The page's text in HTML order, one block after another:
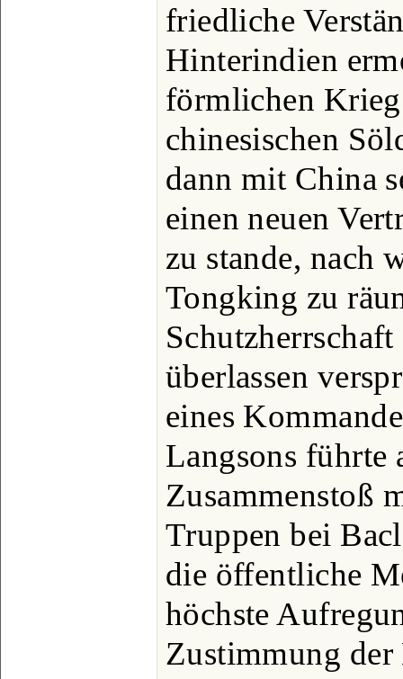
friedliche
Hinterindien
förmlichen
chinesischen
dann mit China
einen neuen
zu stande, nach
Tongking zu
überlassen
eines
Langsons führte
Zusammenstoß
Truppen bei
die öffentliche
höchste
Zustimmung